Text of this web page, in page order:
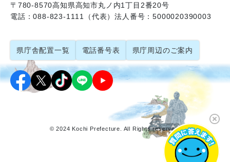
〒780-8570高知県高知市丸ノ内1丁目2番20号
電話：088-823-1111（代表）法人番号：5000020390003
県庁舎配置一覧 電話番号表 県庁周辺のご案内
© 2024 Kochi Prefecture. All Rights reserved.